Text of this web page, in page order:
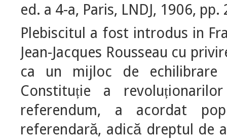
ed. a 4-a, Paris, LNDJ, 1906,
Plebiscitul a fost introdus in
Jean-Jacques Rousseau cu
ca un mijloc de echilibrare
Constituție a revoluț
referendum, a acordat
referendară, adică dreptul de